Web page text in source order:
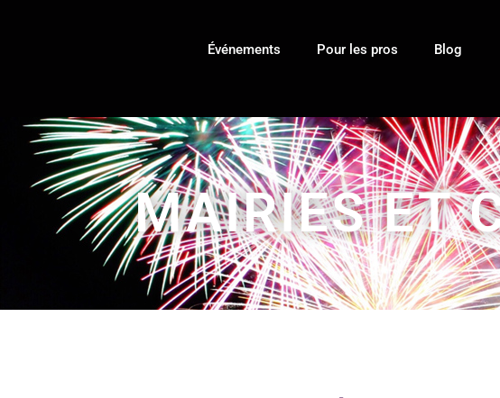
Événements Pour les pros Blog
MAIRIES ET